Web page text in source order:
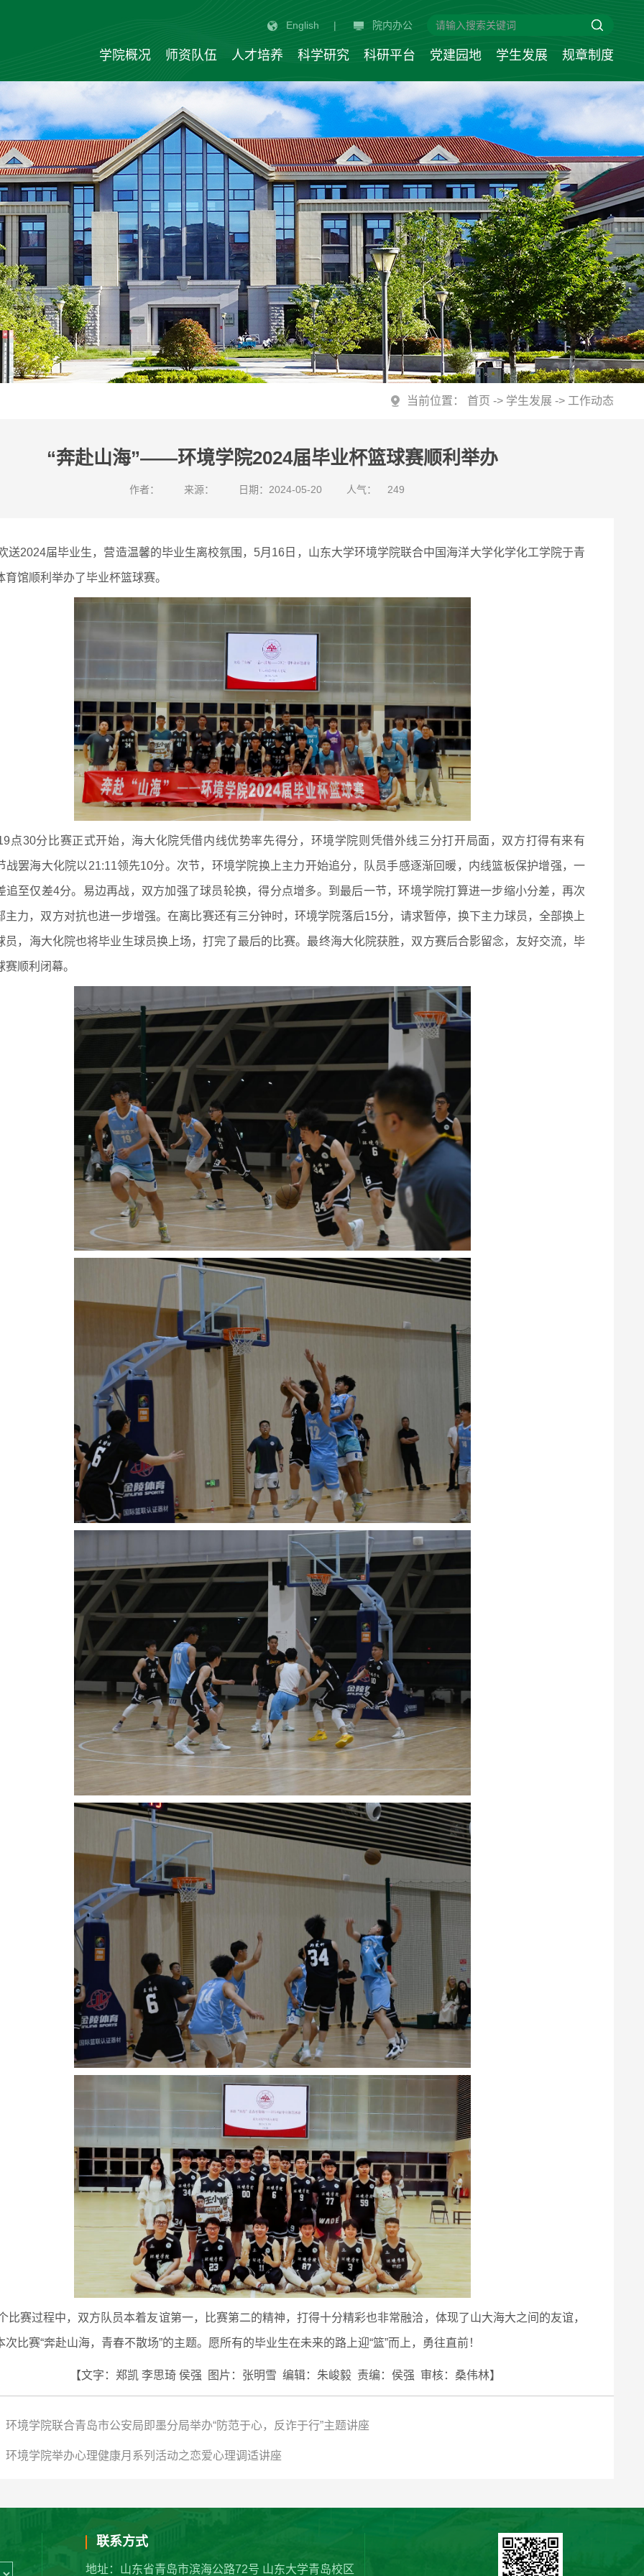
English | 院内办公
学院概况 师资队伍 人才培养 科学研究 科研平台 党建园地 学生发展 规章制度
当前位置： 首页 -> 学生发展 -> 工作动态
“奔赴山海”——环境学院2024届毕业杯篮球赛顺利举办
作者： 来源： 日期：2024-05-20 人气： 249
送2024届毕业生，营造温馨的毕业生离校氛围，5月16日，山东大学环境学院联合中国海洋大学化学化工学院于青
育馆顺利举办了毕业杯篮球赛。
点30分比赛正式开始，海大化院凭借内线优势率先得分，环境学院则凭借外线三分打开局面，双方打得有来有
战罢海大化院以21:11领先10分。次节，环境学院换上主力开始追分，队员手感逐渐回暖，内线篮板保护增强，一
追至仅差4分。易边再战，双方加强了球员轮换，得分点增多。到最后一节，环境学院打算进一步缩小分差，再次
主力，双方对抗也进一步增强。在离比赛还有三分钟时，环境学院落后15分，请求暂停，换下主力球员，全部换上
员，海大化院也将毕业生球员换上场，打完了最后的比赛。最终海大化院获胜，双方赛后合影留念，友好交流，毕
赛顺利闭幕。
比赛过程中，双方队员本着友谊第一，比赛第二的精神，打得十分精彩也非常融洽，体现了山大海大之间的友谊，
次比赛“奔赴山海，青春不散场”的主题。愿所有的毕业生在未来的路上迎“篮”而上，勇往直前！
【文字：郑凯 李思琦 侯强 图片：张明雪 编辑：朱峻毅 责编：侯强 审核：桑伟林】
环境学院联合青岛市公安局即墨分局举办“防范于心，反诈于行”主题讲座
环境学院举办心理健康月系列活动之恋爱心理调适讲座
联系方式
地址：山东省青岛市滨海公路72号 山东大学青岛校区